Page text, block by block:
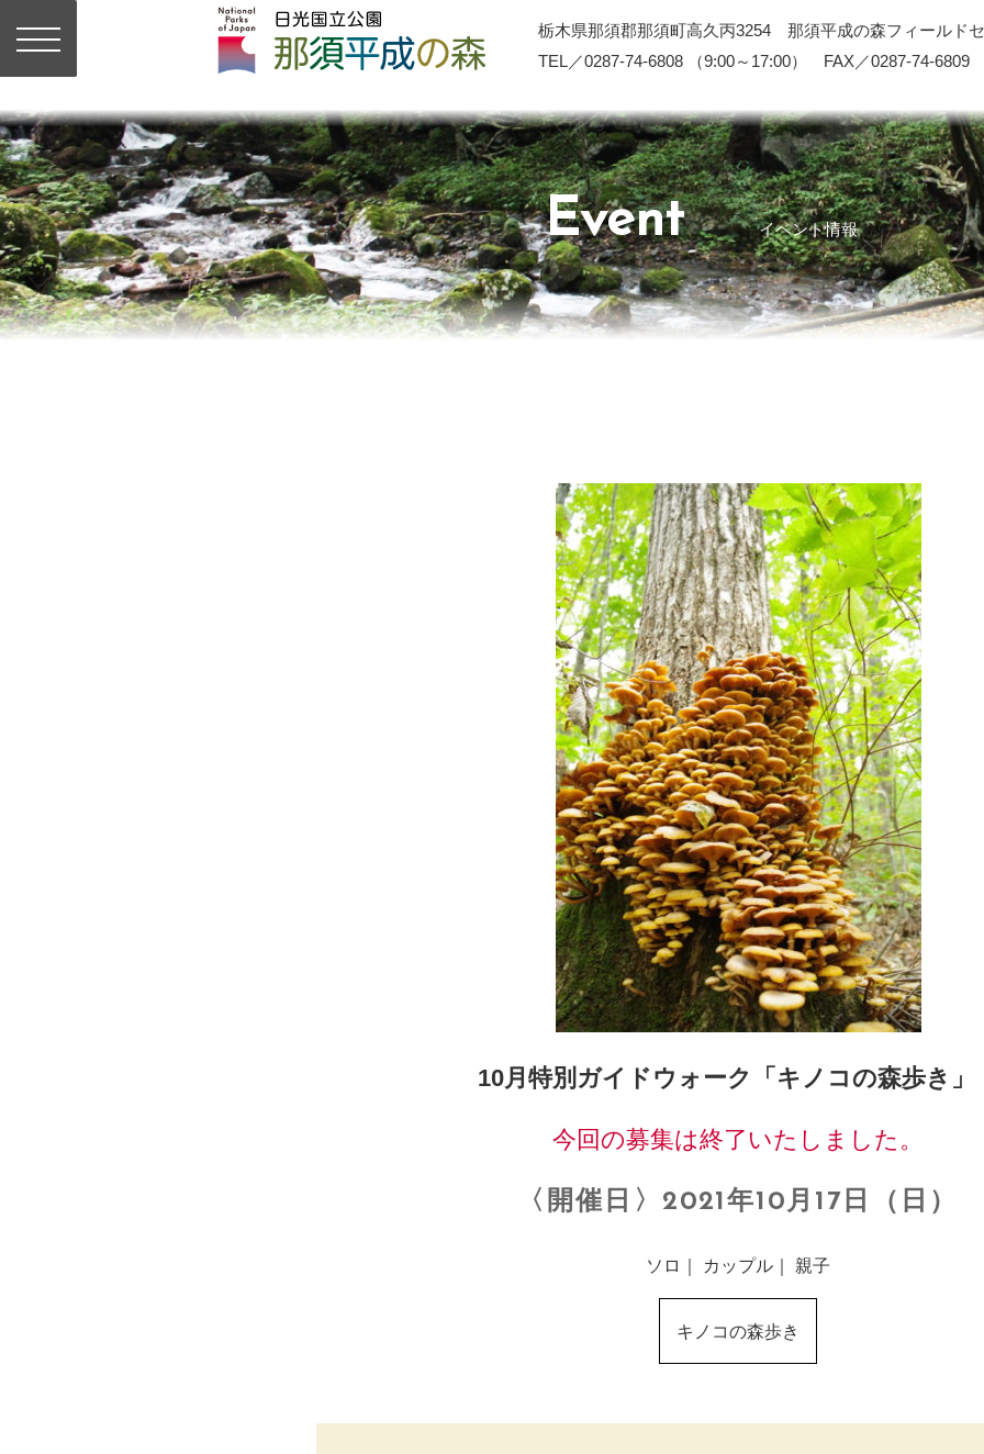
栃木県那須郡那須町高久丙3254 那須平成の森フィールド
TEL／0287-74-6808 （9:00～17:00） FAX／0287-74-6809
Event イベント情報
10月特別ガイドウォーク「キノコの森歩き」
今回の募集は終了いたしました。
〈開催日〉2021年10月17日（日）
ソロ｜ カップル｜ 親子
キノコの森歩き